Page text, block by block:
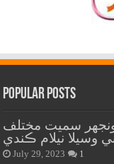
Popular Posts
ڪارونجهر سميت مختلف
وسيلا نيلام ڪندي
July 29, 2023 1